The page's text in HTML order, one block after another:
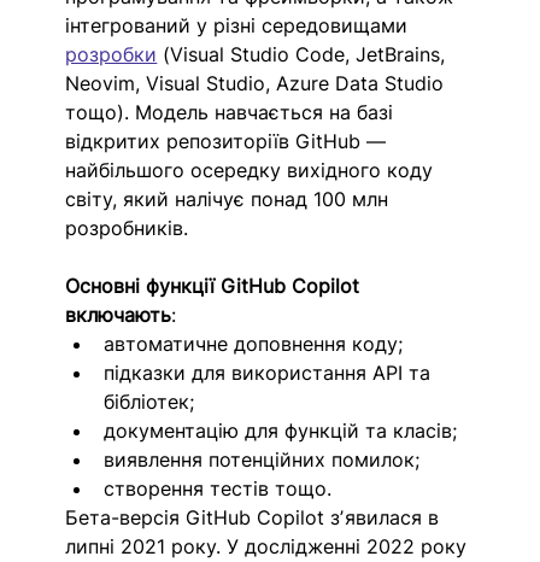
інтегрований у різні середовищами
розробки (Visual Studio Code, JetBrains,
Neovim, Visual Studio, Azure Data Studio
тощо). Модель навчається на базі
відкритих репозиторіїв GitHub —
найбільшого осередку вихідного коду
світу, який налічує понад 100 млн
розробників.
Основні функції GitHub Copilot
включають:
автоматичне доповнення коду;
підказки для використання API та
бібліотек;
документацію для функцій та класів;
виявлення потенційних помилок;
створення тестів тощо.
Бета-версія GitHub Copilot зʼявилася в
липні 2021 року. У дослідженні 2022 року